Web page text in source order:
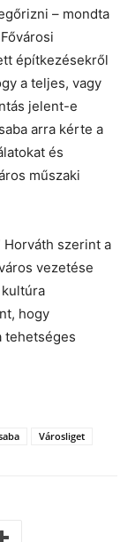
– mondta
építkezésekről
a teljes, vagy
jelent-e
arra kérte a
és
műszaki
Horváth szerint a
vezetése
hogy
tehetséges
Városliget